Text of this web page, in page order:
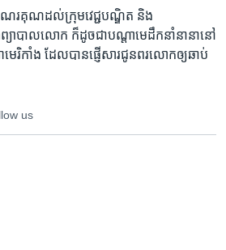
ណរគុណ​ដល់​ក្រុម​វេជ្ជបណ្ឌិត និង​
យាបាល​លោក ក៏​ដូចជា​បណ្ដា​មេដឹកនាំ​នានា​នៅ​
រិកាំង ដែល​បាន​ផ្ញើ​សារ​ជូនពរ​លោក​ឲ្យ​ឆាប់​
us